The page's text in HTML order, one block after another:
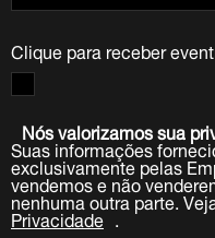
Clique para receber
Nós valorizamos sua
Suas informações
exclusivamente pelas
vendemos e não
nenhuma outra parte.
Privacidade .